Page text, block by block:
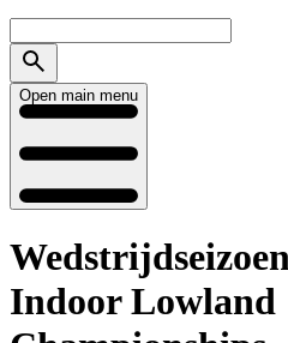
Open main menu
Indoor Lowland